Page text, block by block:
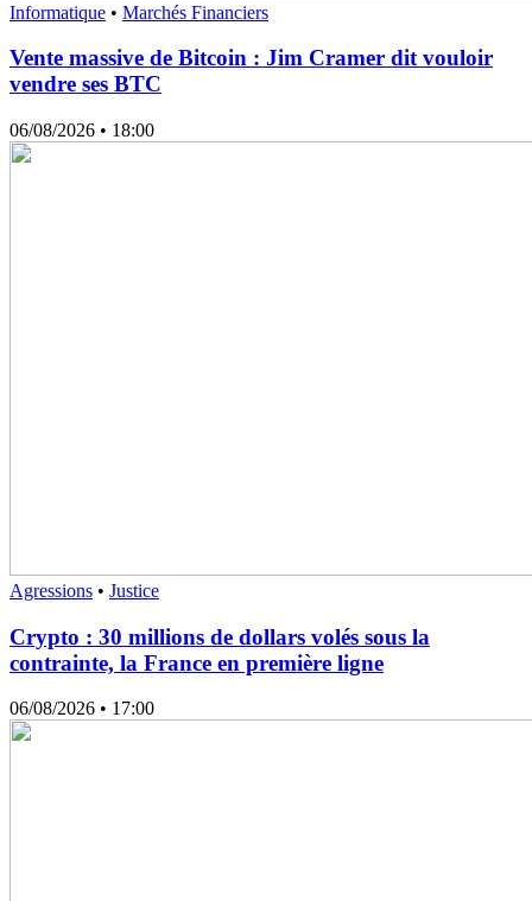
Informatique • Marchés Financiers
Vente massive de Bitcoin : Jim Cramer dit vouloir
vendre ses BTC
06/08/2026 • 18:00
Agressions • Justice
Crypto : 30 millions de dollars volés sous la
contrainte, la France en première ligne
06/08/2026 • 17:00